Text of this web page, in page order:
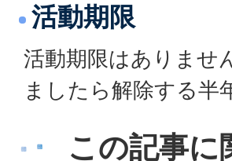
活動期限
活動期限はありませ
ましたら解除する半
この記事に